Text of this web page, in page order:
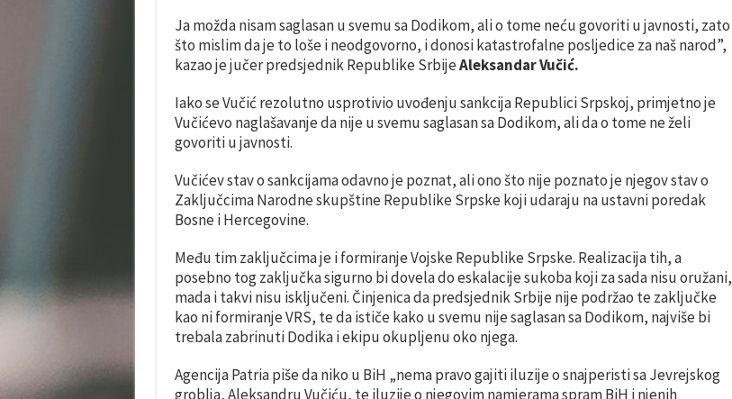
Ja možda nisam saglasan u svemu sa Dodikom, ali o tome neću govoriti u javnosti, zato
što mislim da je to loše i neodgovorno, i donosi katastrofalne posljedice za naš narod”,
kazao je jučer predsjednik Republike SrbijeAleksandar Vučić.
Iako se Vučić rezolutno usprotivio uvođenju sankcija Republici Srpskoj, primjetno je
Vučićevo naglašavanje da nije u svemu saglasan sa Dodikom, ali da o tome ne želi
govoriti u javnosti.
Vučićev stav o sankcijama odavno je poznat, ali ono što nije poznato je njegov stav o
Zaključcima Narodne skupštine Republike Srpske koji udaraju na ustavni poredak
Bosne i Hercegovine.
Među tim zaključcima je i formiranje Vojske Republike Srpske. Realizacija tih, a
posebno tog zaključka sigurno bi dovela do eskalacije sukoba koji za sada nisu oružani,
mada i takvi nisu isključeni. Činjenica da predsjednik Srbije nije podržao te zaključke
kao ni formiranje VRS, te da ističe kako u svemu nije saglasan sa Dodikom, najviše bi
trebala zabrinuti Dodika i ekipu okupljenu oko njega.
Agencija Patria piše da niko u BiH „nema pravo gajiti iluzije o snajperisti sa Jevrejskog
groblja, Aleksandru Vučiću, te iluzije o njegovim namjerama spram BiH i njenih